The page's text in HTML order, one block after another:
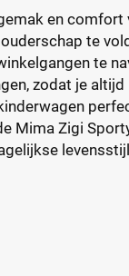
en
te
te
zodat je
Mima Zigi